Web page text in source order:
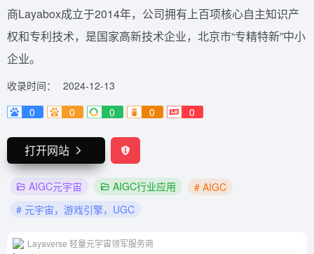
商Layabox成立于2014年，公司拥有上百项核心自主知识产
权和专利技术，是国家高新技术企业，北京市“专精特新”中小
企业。
收录时间：
2024-12-13
0
0 0 0 0
打开网站
AIGC元宇宙 AIGC行业应用
# AIGC
# 元宇宙，游戏引擎，UGC
Layaverse 轻量元宇宙领军服务商